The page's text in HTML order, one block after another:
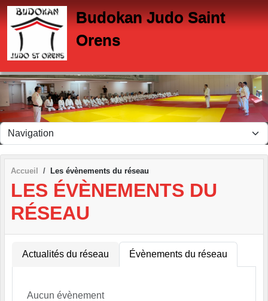
Budokan Judo Saint
Orens
Accueil Les évènements du réseau
LES ÉVÈNEMENTS DU
RÉSEAU
Actualités du réseau Évènements du réseau
Aucun évènement
Panneau de gestion des cookies